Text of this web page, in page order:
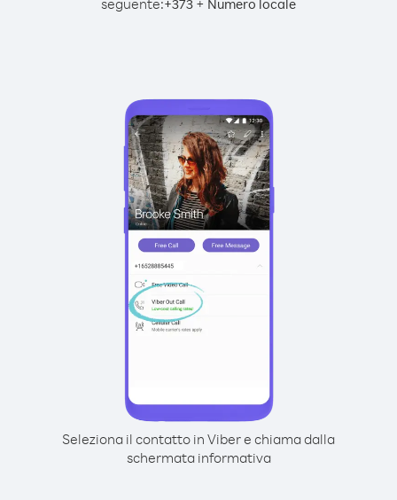
seguente:+373 + Numero locale
Seleziona il contatto in Viber e chiama dalla
schermata informativa